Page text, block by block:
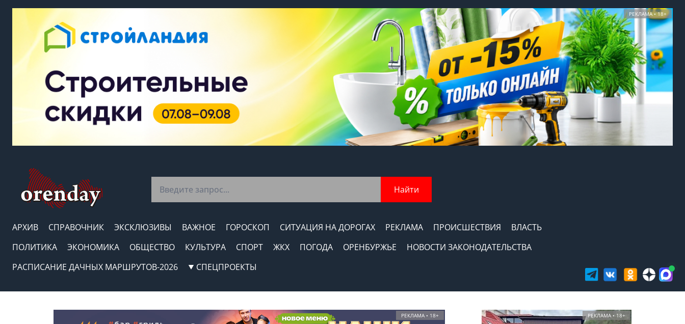
РЕКЛАМА • 18+
Найти
АРХИВ СПРАВОЧНИК ЭКСКЛЮЗИВЫ ВАЖНОЕ ГОРОСКОП СИТУАЦИЯ НА ДОРОГАХ РЕКЛАМА ПРОИСШЕСТВИЯ
ВЛАСТЬ
ПОЛИТИКА
ЭКОНОМИКА ОБЩЕСТВО КУЛЬТУРА СПОРТ ЖКХ ПОГОДА ОРЕНБУРЖЬЕ
НОВОСТИ ЗАКОНОДАТЕЛЬСТВА
РАСПИСАНИЕ ДАЧНЫХ МАРШРУТОВ-2026
СПЕЦПРОЕКТЫ
РЕКЛАМА • 18+ РЕКЛАМА • 18+